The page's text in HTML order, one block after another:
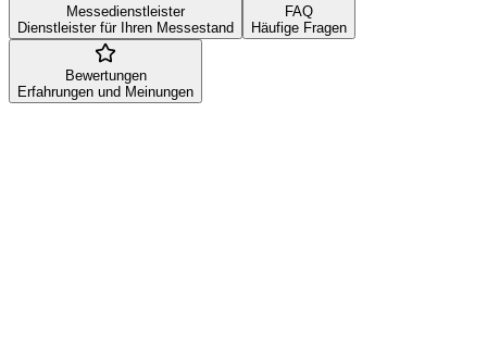
Messedienstleister
Dienstleister für Ihren Messestand
FAQ
Häufige Fragen
Bewertungen
Erfahrungen und Meinungen